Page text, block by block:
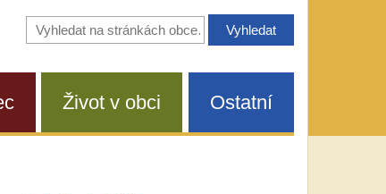
Vyhledávání
na
Život v obci Ostatní